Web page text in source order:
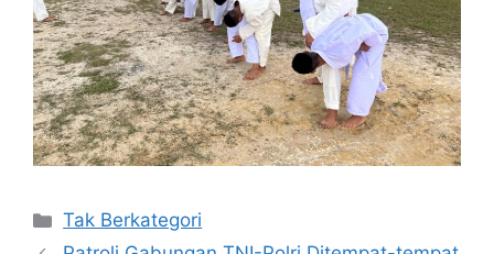
Kategori
Tak Berkategori